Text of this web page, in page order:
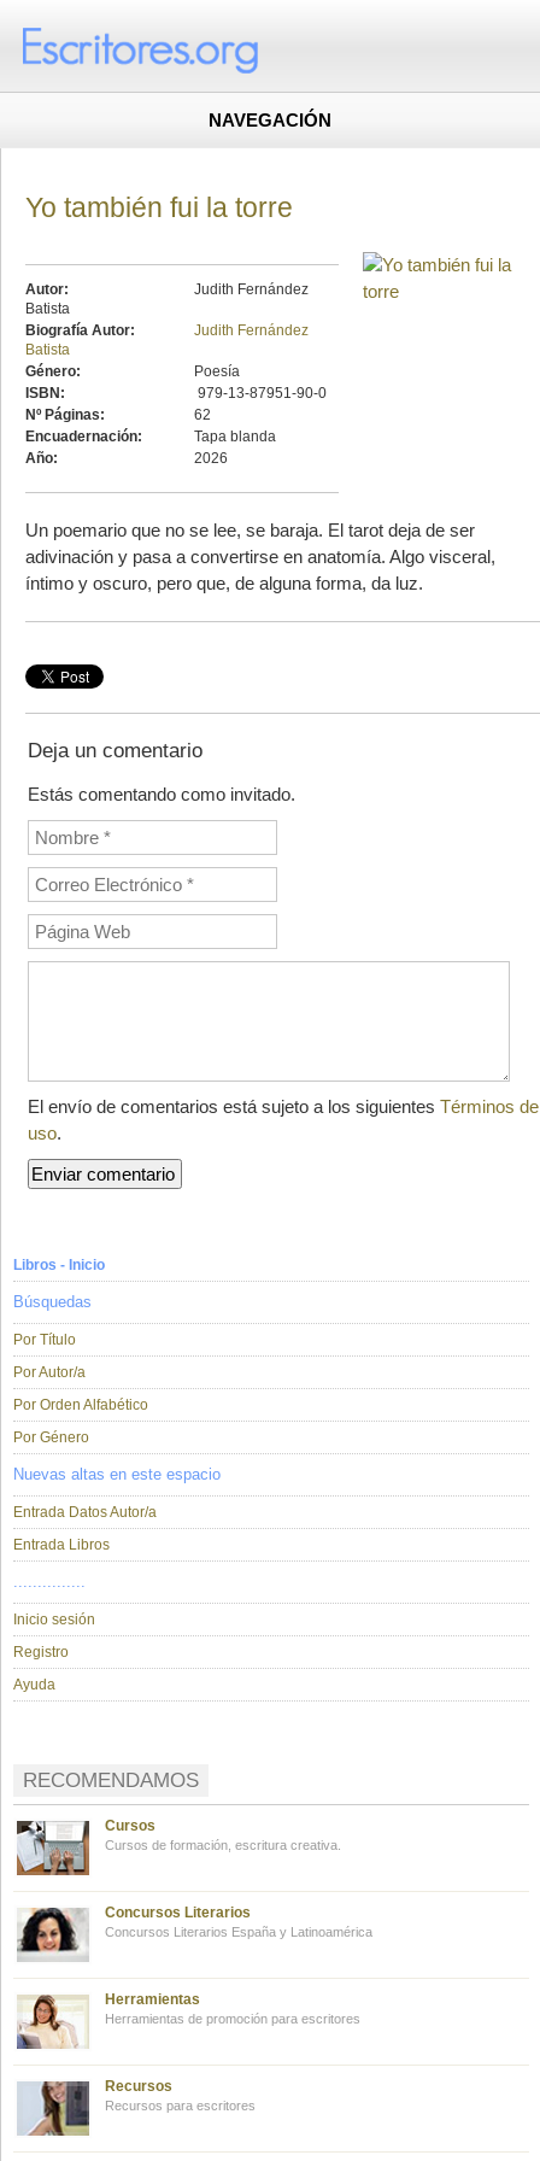
NAVEGACIÓN
Yo también fui la torre
Autor:
Judith Fernández
Batista
Biografía Autor:
Judith Fernández
Batista
Género:
Poesía
ISBN:
979-13-87951-90-0
Nº Páginas:
62
Encuadernación:
Tapa blanda
Año:
2026
Un poemario que no se lee, se baraja. El tarot deja de ser
adivinación y pasa a convertirse en anatomía. Algo visceral,
íntimo y oscuro, pero que, de alguna forma, da luz.
Deja un comentario
Estás comentando como invitado.
El envío de comentarios está sujeto a los siguientes Términos de
uso.
Libros - Inicio
Búsquedas
Por Título
Por Autor/a
Por Orden Alfabético
Por Género
Nuevas altas en este espacio
Entrada Datos Autor/a
Entrada Libros
...............
Inicio sesión
Registro
Ayuda
RECOMENDAMOS
Cursos
Cursos de formación, escritura creativa.
Concursos Literarios
Concursos Literarios España y Latinoamérica
Herramientas
Herramientas de promoción para escritores
Recursos
Recursos para escritores